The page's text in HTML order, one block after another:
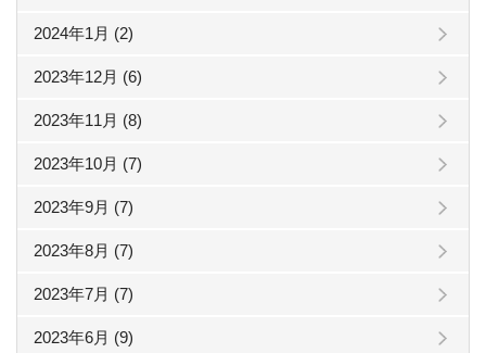
2024年1月 (2)
2023年12月 (6)
2023年11月 (8)
2023年10月 (7)
2023年9月 (7)
2023年8月 (7)
2023年7月 (7)
2023年6月 (9)